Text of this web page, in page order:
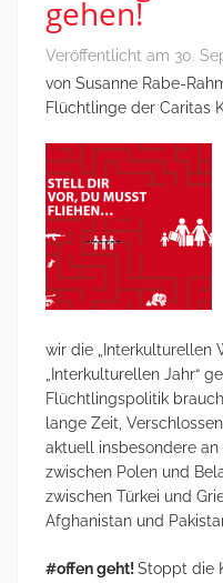
gehen!
Veröffentlicht am 30.
von Susanne Rabe-
Flüchtlinge der Caritas
wir die „Interkulturellen
„Interkulturellen Jahr“
Flüchtlingspolitik
lange Zeit,
aktuell insbesondere
zwischen Polen und
zwischen Türkei und
Afghanistan und
#offen geht! Stoppt die